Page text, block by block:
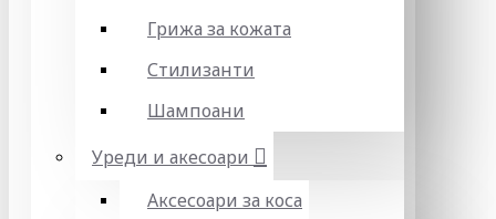
Грижа за кожата
Стилизанти
Шампоани
Уреди и акесоари
Аксесоари за коса